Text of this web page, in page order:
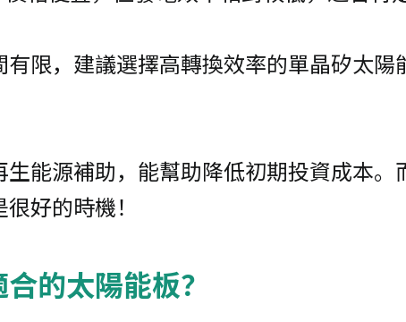
限，建議選擇高轉換效率的單晶矽太
能源補助，能幫助降低初期投資成本
好的時機！
的太陽能板？